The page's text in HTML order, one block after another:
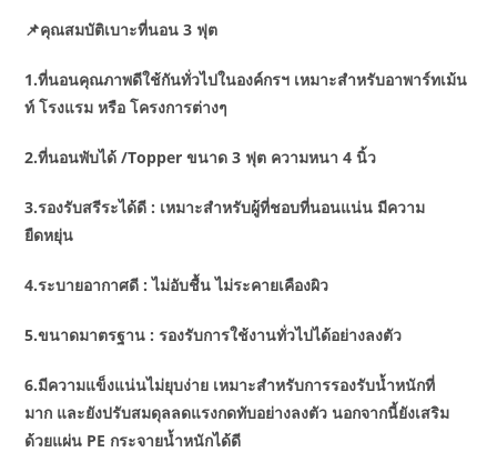
📌คุณสมบัติเบาะที่นอน 3 ฟุต
1.ที่นอนคุณภาพดีใช้กันทั่วไปในองค์กรฯ เหมาะสำหรับอาพาร์ทเม้น
ท์ โรงแรม หรือ โครงการต่างๆ
2.ที่นอนพับได้ /Topper ขนาด 3 ฟุต ความหนา 4 นิ้ว
3.รองรับสรีระได้ดี : เหมาะสำหรับผู้ที่ชอบที่นอนแน่น มีความ
ยืดหยุ่น
4.ระบายอากาศดี : ไม่อับชื้น ไม่ระคายเคืองผิว
5.ขนาดมาตรฐาน : รองรับการใช้งานทั่วไปได้อย่างลงตัว
6.มีความแข็งแน่นไม่ยุบง่าย เหมาะสำหรับการรองรับน้ำหนักที่
มาก และยังปรับสมดุลลดแรงกดทับอย่างลงตัว นอกจากนี้ยังเสริม
ด้วยแผ่น PE กระจายน้ำหนักได้ดี